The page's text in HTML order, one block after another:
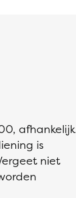
afhankelijk
is
niet